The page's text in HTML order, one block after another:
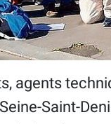
agents
Saint-